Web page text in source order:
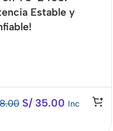
Estable y
S/35.00 Inc